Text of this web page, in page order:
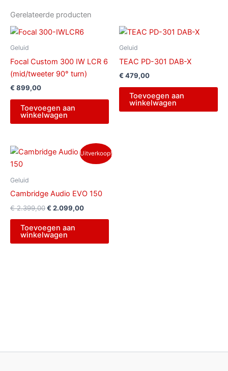
Gerelateerde producten
Geluid
Focal Custom 300 IW LCR 6
(mid/tweeter 90° turn)
€ 899,00
Toevoegen aan
winkelwagen
Geluid
TEAC PD-301 DAB-X
€ 479,00
Toevoegen aan
winkelwagen
Uitverkoop!
Geluid
Cambridge Audio EVO 150
€2.399,00
Oorspronkelijke
prijs
€ 2.099,00
Huidige
prijs
Toevoegen aan
winkelwagen